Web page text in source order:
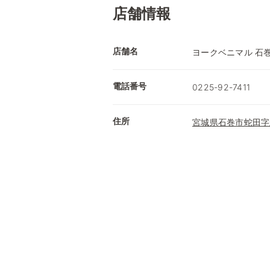
店舗情報
店舗名 ヨークベニマル 石
電話番号 0225-92-7411
住所 宮城県石巻市蛇田